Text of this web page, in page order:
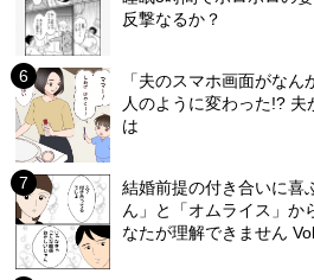
反撃なるか？
「夫のスマホ画面がな
人のように変わった!? 夫
は
結婚前提の付き合いに
ん」と「オムライス」か
なたが理解できません